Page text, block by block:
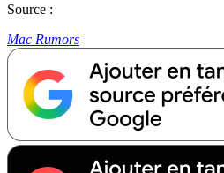
Source :
Mac Rumors